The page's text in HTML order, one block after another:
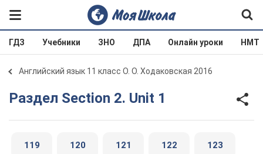
ГДЗ Учебники ЗНО ДПА Онлайн уроки НМТ
Английский язык 11 класс О. О. Ходаковская 2016
Раздел Section 2. Unit 1
119 120 121 122 123